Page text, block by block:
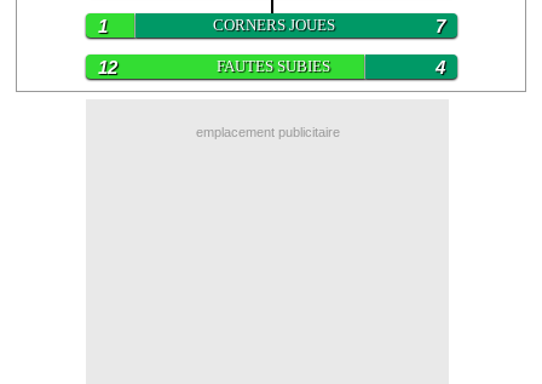
CORNERS JOUES
1 7
FAUTES SUBIES
12 4
emplacement publicitaire